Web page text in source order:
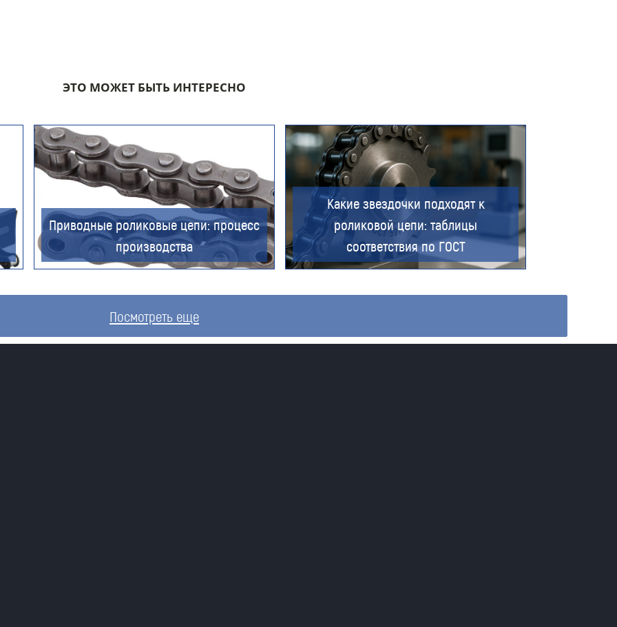
ЭТО МОЖЕТ БЫТЬ ИНТЕРЕСНО
Приводные роликовые цепи: процесс
производства
Какие звездочки подходят к
роликовой цепи: таблицы
соответствия по ГОСТ
Посмотреть еще
Ваш e-mail (обязательно)
Ваше сообщение